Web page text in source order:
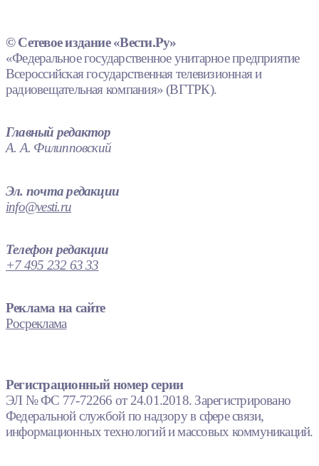
© Сетевое издание «Вести.Ру»
«Федеральное государственное унитарное предприятие
Всероссийская государственная телевизионная и
радиовещательная компания» (ВГТРК).
Главный редактор
А. А. Филипповский
Эл. почта редакции
info@vesti.ru
Телефон редакции
+7 495 232 63 33
Реклама на сайте
Росреклама
Регистрационный номер серии
ЭЛ № ФС 77-72266 от 24.01.2018. Зарегистрировано
Федеральной службой по надзору в сфере связи,
информационных технологий и массовых коммуникаций.